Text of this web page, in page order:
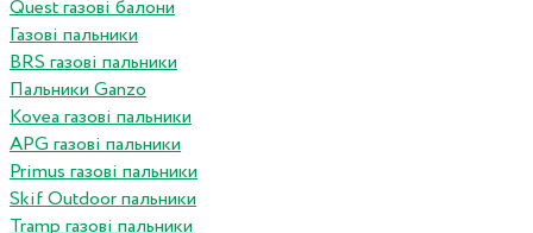
Quest газові балони
Газові пальники
BRS газові пальники
Пальники Ganzo
Kovea газові пальники
APG газові пальники
Primus газові пальники
Skif Outdoor пальники
Tramp газові пальники